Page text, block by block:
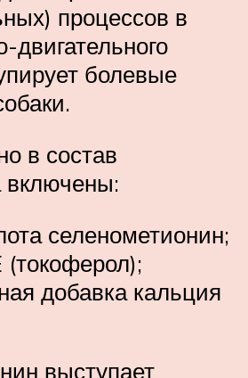
процессов в
двигательного
болевые
в состав
включены:
селенометионин;
(токоферол);
добавка кальция
выступает